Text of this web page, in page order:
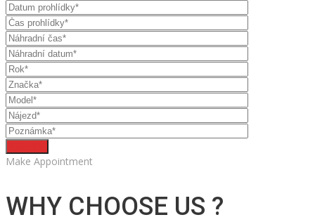
Make Appointment
WHY CHOOSE US ?